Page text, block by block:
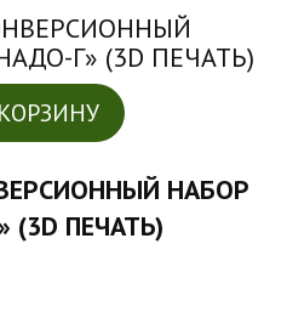
НАБОР
(3D ПЕЧАТЬ)